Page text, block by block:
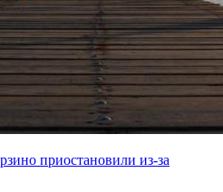
приостановили из-за